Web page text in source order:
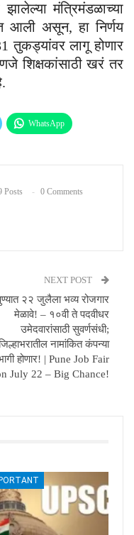
मंत्रिमंडळाच्या
आली असून, हा निर्णय
तुकड्यांवर लागू होणार
शिक्षकांसाठी खरं तर
WhatsApp
Posts 0 Comments
NEXT POST
२२ जुलैला भव्य रोजगार
मेळावे! – १०वी ते पदवीधर
उमेदवारांसाठी सुवर्णसंधी;
नामांकित कंपन्या
होणार! | Pune Job Fair
July 22 – Big Chance!